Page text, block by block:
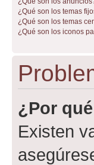
¿Qué son los temas
¿Qué son los temas
¿Qué son los iconos
¿Por
Existen